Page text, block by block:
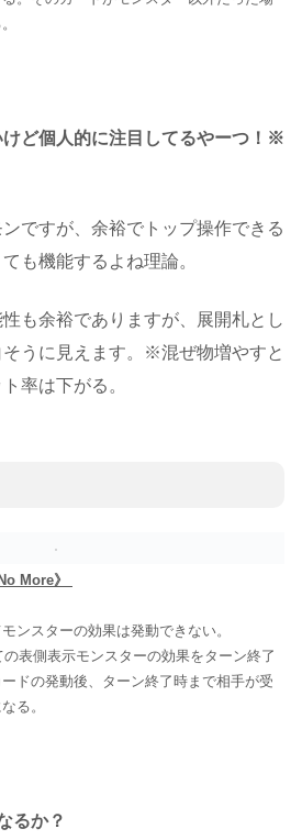
ど個人的に注目してるやーつ！※
ですが、余裕でトップ操作できる
も機能するよね理論。
も余裕でありますが、展開札とし
うに見えます。※混ぜ物増やすと
率は下がる。
More》
ンスターの効果は発動できない。
表側表示モンスターの効果をターン終了
ドの発動後、ターン終了時まで相手が受
る。
るか？